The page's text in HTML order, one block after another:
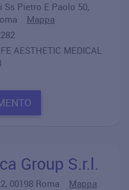
Ss Pietro E Paolo 50,
Mappa
AESTHETIC MEDICAL
Group S.r.l.
00198 Roma Mappa